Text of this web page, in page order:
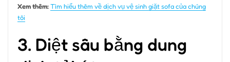
Xem thêm:Tìm hiểu thêm về dịch vụ vệ sinh giặt sofa của chúng
tôi
3. Diệt sâu bằng dung